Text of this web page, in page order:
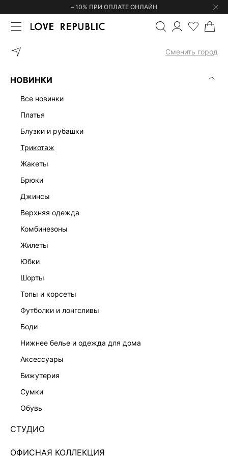
– 10% ПРИ ОПЛАТЕ ОНЛАЙН
Сменить город
НОВИНКИ
все новинки
платья
блузки и рубашки
трикотаж
жакеты
брюки
джинсы
верхняя одежда
комбинезоны
жилеты
юбки
шорты
топы и корсеты
футболки и лонгсливы
боди
нижнее белье и одежда для дома
аксессуары
бижутерия
сумки
обувь
СТУДИО
ОФИСНАЯ КОЛЛЕКЦИЯ
ГЛАВНАЯ ТРИКОТАЖНОЕ ПЛАТЬЕ МИДИ
5359362516-37